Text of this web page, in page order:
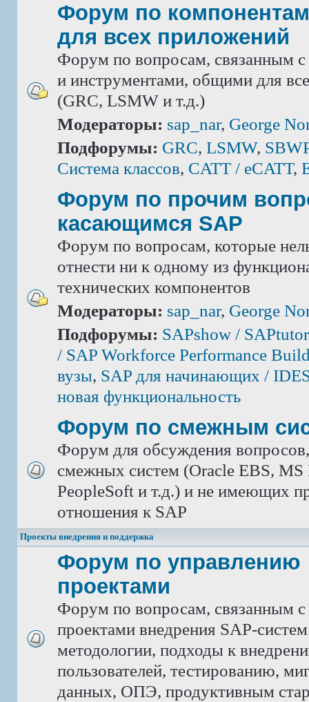
Форум по
для всех приложений
Форум по вопросам, связанным
и инструментами, общими для
(GRC, LSMW и т.д.)
Модераторы: sap_nar, George
Подфорумы: GRC, LSMW,
Система классов, CATT / eCATT,
Форум по прочим
касающимся SAP
Форум по вопросам, которые
отнести ни к одному из
технических компонентов
Модераторы: sap_nar, George
Подфорумы: SAPshow / SAPtutor
/ SAP Workforce Performance
вузы, SAP для начинающих /
новая функциональность
Форум по смежным
Форум для обсуждения
смежных систем (Oracle EBS,
PeopleSoft и т.д.) и не имеющих
отношения к SAP
Проекты внедрения и поддержка
Форум по управлению
проектами
Форум по вопросам, связанным с
проектами внедрения SAP-
методологии, подходы к
пользователей, тестированию,
данных, ОПЭ, продуктивным